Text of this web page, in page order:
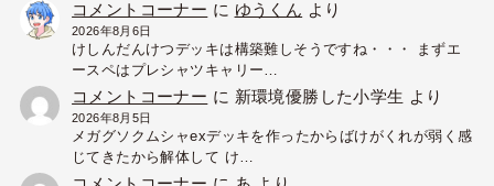
コメントコーナー に ゆうくん より
2026年8月6日
けしんだんけつデッキは構築難しそうですね・・・ まずエ
ースペはプレシャツキャリー…
コメントコーナー に 新環境優勝した小学生 より
2026年8月5日
メガグソクムシャexデッキを作ったからばけがくれが弱く感
じてきたから解体して け…